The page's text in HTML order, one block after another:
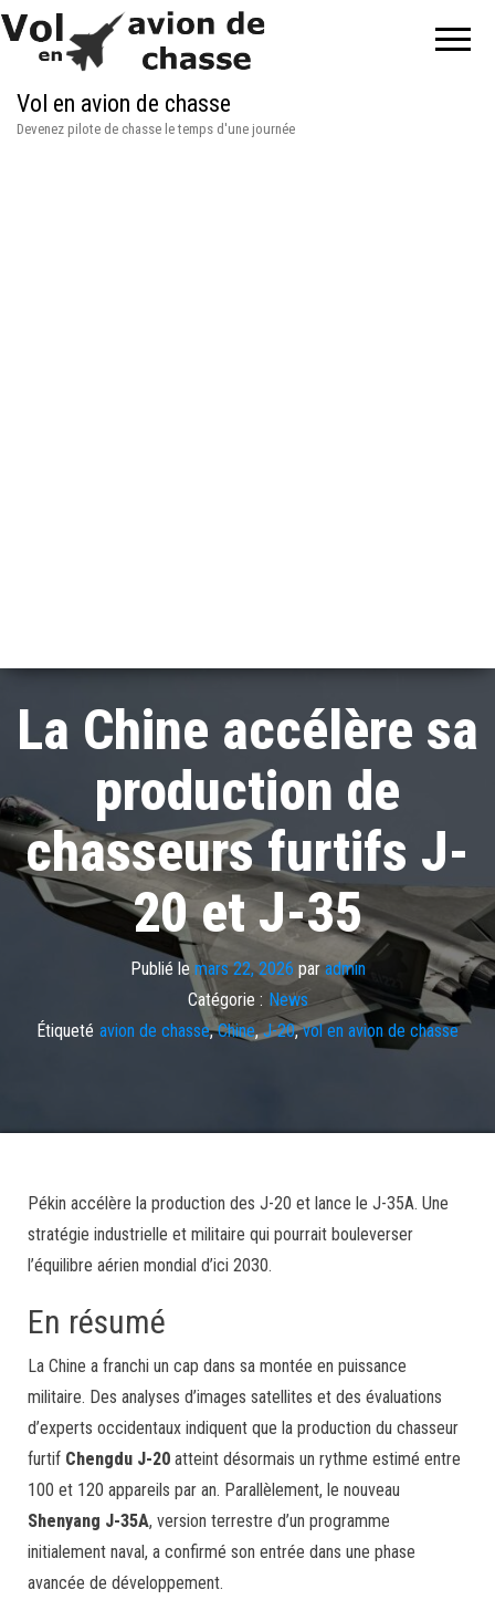
Vol en avion de chasse
Devenez pilote de chasse le temps d'une journée
La Chine accélère sa
production de
chasseurs furtifs J-
20 et J-35
Publié le mars 22, 2026 paradmin
Catégorie : News
Étiqueté avion de chasse,Chine,J-20,vol en avion de chasse
Pékin accélère la production des J-20 et lance le J-35A. Une
stratégie industrielle et militaire qui pourrait bouleverser
l’équilibre aérien mondial d’ici 2030.
En résumé
La Chine a franchi un cap dans sa montée en puissance
militaire. Des analyses d’images satellites et des évaluations
d’experts occidentaux indiquent que la production du chasseur
furtif Chengdu J-20 atteint désormais un rythme estimé entre
100 et 120 appareils par an. Parallèlement, le nouveau
Shenyang J-35A, version terrestre d’un programme
initialement naval, a confirmé son entrée dans une phase
avancée de développement.